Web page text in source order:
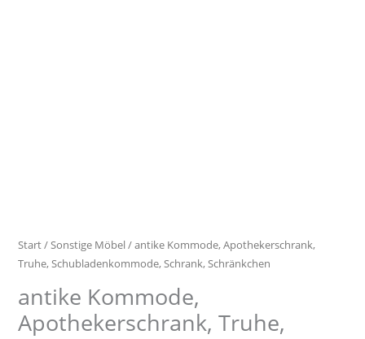
Start/Sonstige Möbel/ antike Kommode, Apothekerschrank,
Truhe, Schubladenkommode, Schrank, Schränkchen
antike Kommode,
Apothekerschrank, Truhe,